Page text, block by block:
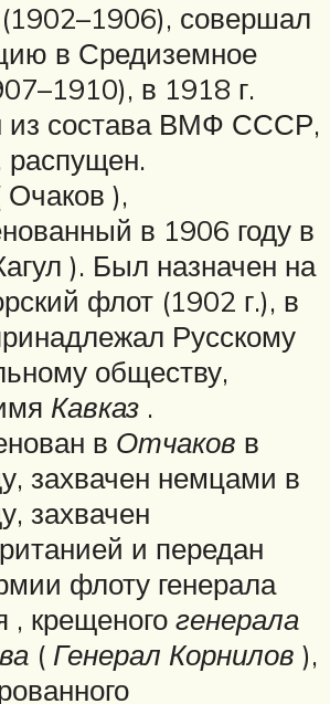
совершал
в Средиземное
в 1918 г.
из состава ВМФ СССР,
распущен.
Очаков ),
в 1906 году в
). Был назначен на
флот (1902 г.), в
Русскому
обществу,
Кавказ .
в Отчаков в
захвачен немцами в
захвачен
и передан
флоту генерала
, крещеного генерала
( Генерал Корнилов ),